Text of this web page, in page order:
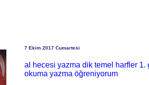
7 Ekim 2017 Cumartesi
al hecesi yazma dik temel harfler 1.
okuma yazma öğreniyorum